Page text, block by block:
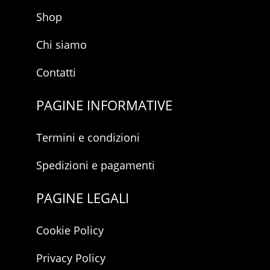
Shop
Chi siamo
Contatti
PAGINE INFORMATIVE
Termini e condizioni
Spedizioni e pagamenti
PAGINE LEGALI
Cookie Policy
Privacy Policy